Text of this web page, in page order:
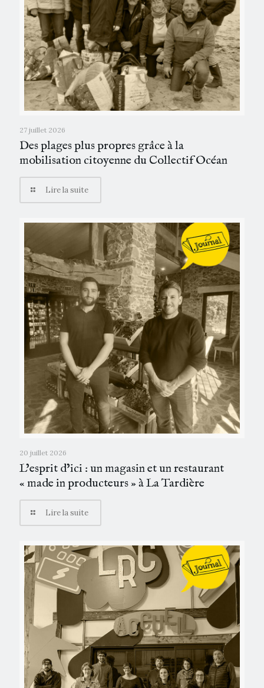
27 juillet 2026
Des plages plus propres grâce à la
mobilisation citoyenne du Collectif Océan
Lire la suite
20 juillet 2026
L’esprit d’ici : un magasin et un restaurant
« made in producteurs » à La Tardière
Lire la suite